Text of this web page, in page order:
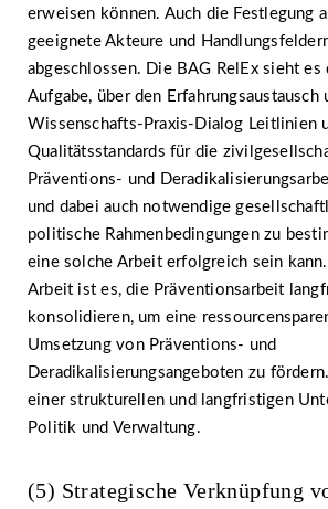
erweisen können. Auch die Festlegung
geeignete Akteure und
abgeschlossen. Die BAG RelEx sieht es
Aufgabe, über den Erfahrungsaustausch
Wissenschafts-Praxis-Dialog Leitlinien
Qualitätsstandards für die
Präventions- und
und dabei auch notwendige
politische Rahmenbedingungen zu
eine solche Arbeit erfolgreich sein
Arbeit ist es, die Präventionsarbeit
konsolidieren, um eine
Umsetzung von Präventions- und
Deradikalisierungsangeboten zu
einer strukturellen und langfristigen
Politik und Verwaltung.
(5) Strategische Verknüpfung